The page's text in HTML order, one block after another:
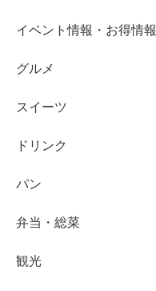
イベント情報・お得情報
グルメ
スイーツ
ドリンク
パン
弁当・総菜
観光